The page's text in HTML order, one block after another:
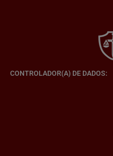
CONTROLADOR(A) DE DADOS: